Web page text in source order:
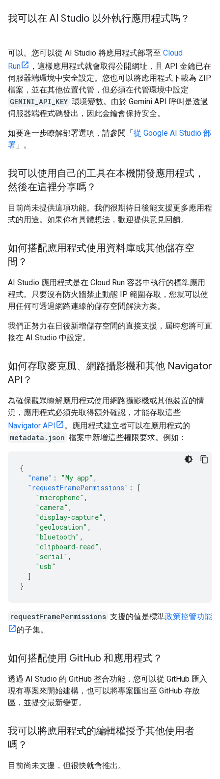
我可以在 AI Studio 以外執行應用程式嗎？
可以。您可以從 AI Studio 將應用程式部署至 Cloud
Run
，這樣應用程式就會取得公開網址，且 API 金鑰已在
伺服器端環境中安全設定。您也可以將應用程式下載為 ZIP
檔案，並在其他位置代管，但必須在代管環境中設定
GEMINI_API_KEY 環境變數。由於 Gemini API 呼叫是透過
伺服器端程式碼發出，因此金鑰會保持安全。
如要進一步瞭解部署選項，請參閱「從 Google AI Studio 部
署 」。
我可以使用自己的工具在本機開發應用程式，
然後在這裡分享嗎？
目前尚未提供這項功能。我們很期待日後能支援更多應用程
式的用途。如果你有具體想法，歡迎提供意見回饋。
如何搭配應用程式使用資料庫或其他儲存空
間？
AI Studio 應用程式是在 Cloud Run 容器中執行的標準應用
程式。只要沒有防火牆禁止動態 IP 範圍存取，您就可以使
用任何可透過網路連線的儲存空間解決方案。
我們正努力在日後新增儲存空間的直接支援，屆時您將可直
接在 AI Studio 中設定。
如何存取麥克風、網路攝影機和其他 Navigator
API？
為確保觀眾瞭解應用程式使用網路攝影機或其他裝置的情
況，應用程式必須先取得額外確認，才能存取這些
Navigator API
。應用程式建立者可以在應用程式的
metadata.json 檔案中新增這些權限要求。例如：
{
"name" : "My app" ,
"requestFramePermissions" :
[
"microphone" ,
"camera" ,
"display-capture" ,
"geolocation" ,
"bluetooth" ,
"clipboard-read" ,
"serial" ,
"usb"
]
}
requestFramePermissions 支援的值是標準政策控管功能
的子集。
如何搭配使用 GitHub 和應用程式？
透過 AI Studio 的 GitHub 整合功能，您可以從 GitHub 匯入
現有專案來開始建構，也可以將專案匯出至 GitHub 存放
區，並提交最新變更。
我可以將應用程式的編輯權授予其他使用者
嗎？
目前尚未支援，但很快就會推出。